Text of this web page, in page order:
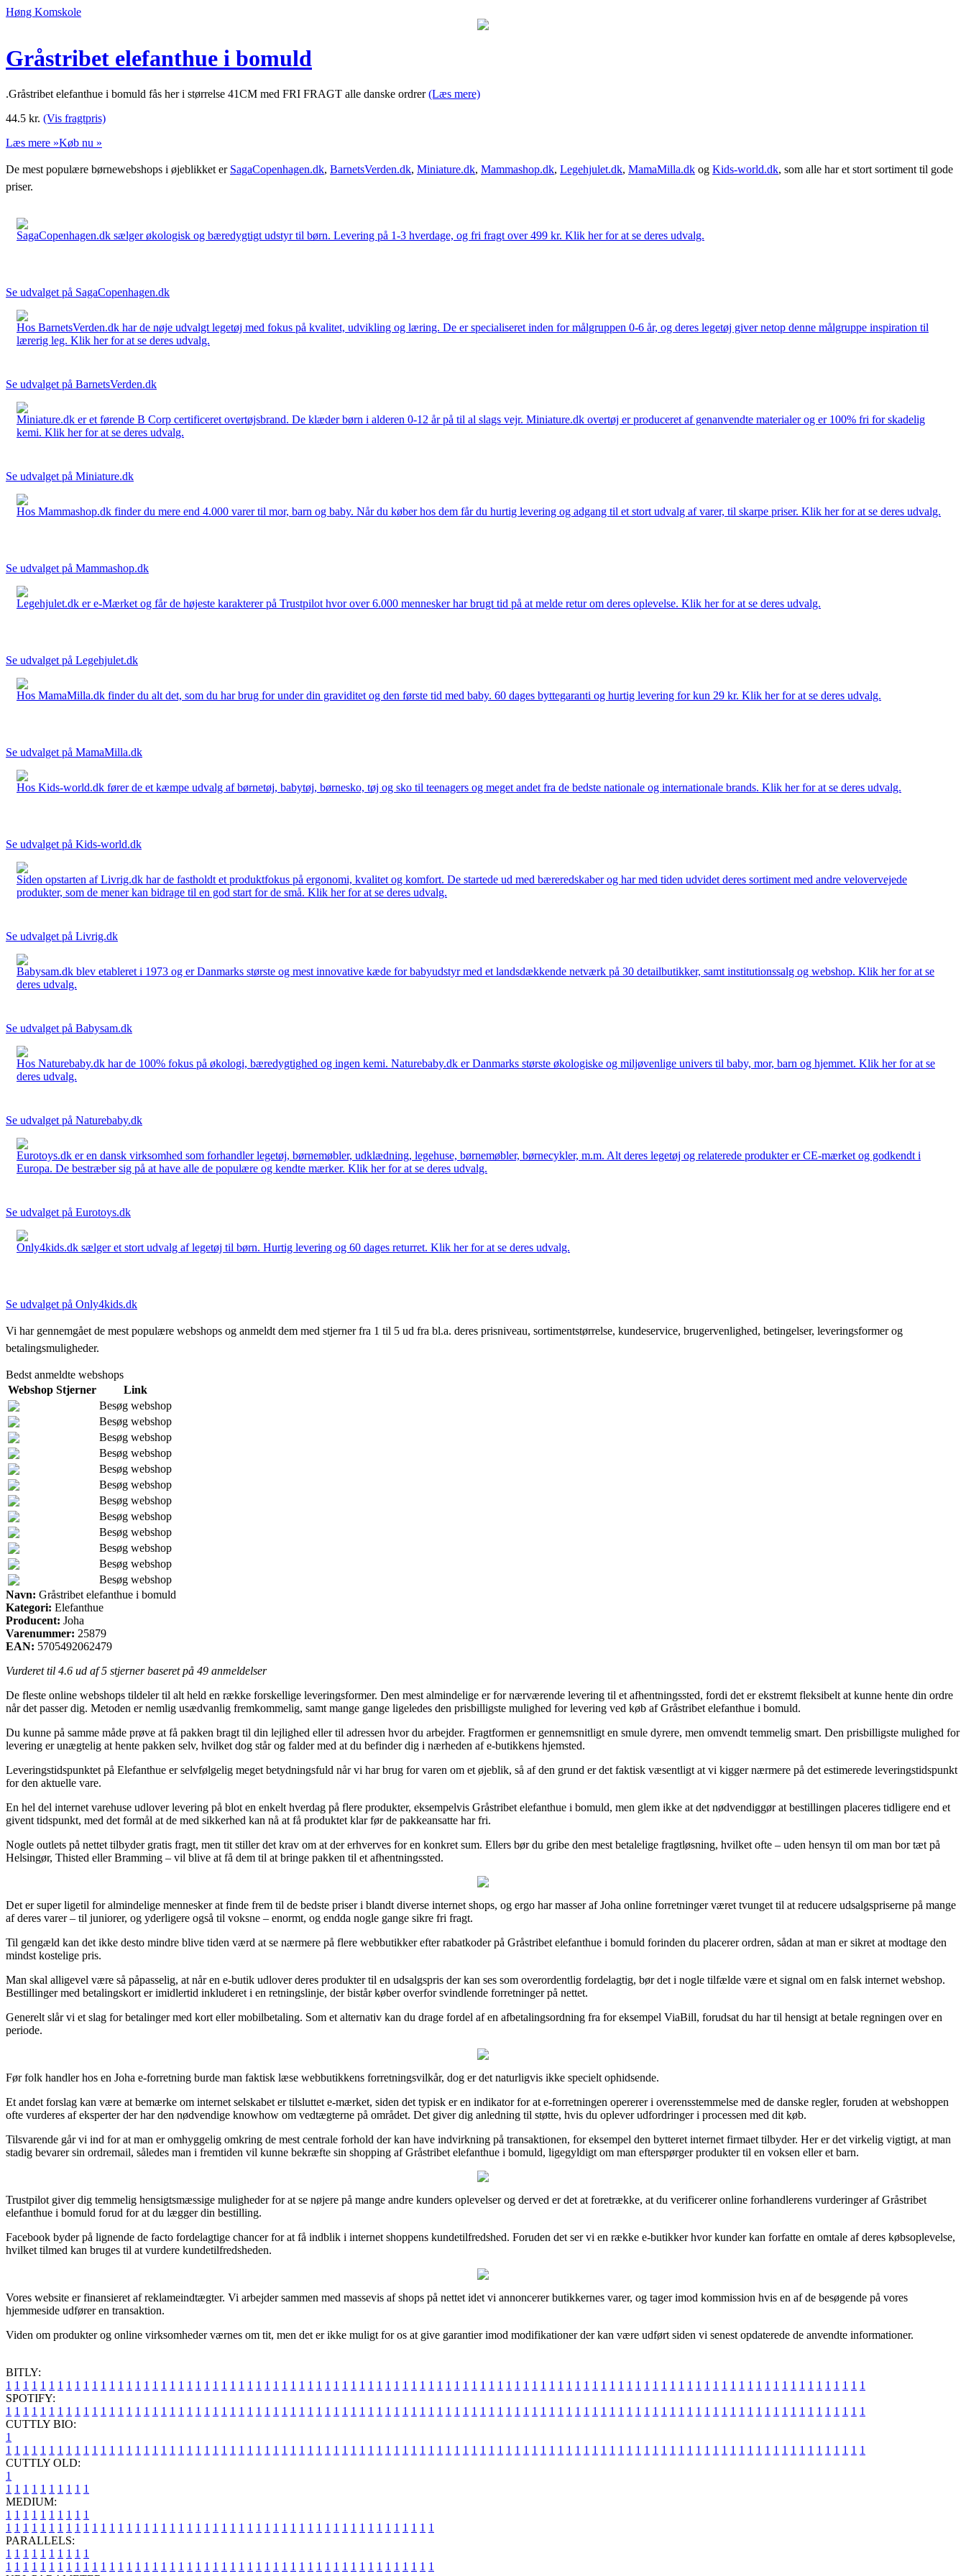
Høng Komskole
Gråstribet elefanthue i bomuld
.Gråstribet elefanthue i bomuld fås her i størrelse 41CM med FRI FRAGT alle danske ordrer(Læs mere)
44.5 kr. (Vis fragtpris)
Læs mere »Køb nu »
De mest populære børnewebshops i øjeblikket er SagaCopenhagen.dk, BarnetsVerden.dk, Miniature.dk, Mammashop.dk, Legehjulet.dk, MamaMilla.dk og Kids-world.dk, som alle har et stort sortiment til gode
priser.
SagaCopenhagen.dk sælger økologisk og bæredygtigt udstyr til børn. Levering på 1-3 hverdage, og fri fragt over 499 kr. Klik her for at se deres udvalg.
Se udvalget på SagaCopenhagen.dk
Hos BarnetsVerden.dk har de nøje udvalgt legetøj med fokus på kvalitet, udvikling og læring. De er specialiseret inden for målgruppen 0-6 år, og deres legetøj giver netop denne målgruppe inspiration til
lærerig leg. Klik her for at se deres udvalg.
Se udvalget på BarnetsVerden.dk
Miniature.dk er et førende B Corp certificeret overtøjsbrand. De klæder børn i alderen 0-12 år på til al slags vejr. Miniature.dk overtøj er produceret af genanvendte materialer og er 100% fri for skadelig
kemi. Klik her for at se deres udvalg.
Se udvalget på Miniature.dk
Hos Mammashop.dk finder du mere end 4.000 varer til mor, barn og baby. Når du køber hos dem får du hurtig levering og adgang til et stort udvalg af varer, til skarpe priser. Klik her for at se deres udvalg.
Se udvalget på Mammashop.dk
Legehjulet.dk er e-Mærket og får de højeste karakterer på Trustpilot hvor over 6.000 mennesker har brugt tid på at melde retur om deres oplevelse. Klik her for at se deres udvalg.
Se udvalget på Legehjulet.dk
Hos MamaMilla.dk finder du alt det, som du har brug for under din graviditet og den første tid med baby. 60 dages byttegaranti og hurtig levering for kun 29 kr. Klik her for at se deres udvalg.
Se udvalget på MamaMilla.dk
Hos Kids-world.dk fører de et kæmpe udvalg af børnetøj, babytøj, børnesko, tøj og sko til teenagers og meget andet fra de bedste nationale og internationale brands. Klik her for at se deres udvalg.
Se udvalget på Kids-world.dk
Siden opstarten af Livrig.dk har de fastholdt et produktfokus på ergonomi, kvalitet og komfort. De startede ud med bæreredskaber og har med tiden udvidet deres sortiment med andre velovervejede
produkter, som de mener kan bidrage til en god start for de små. Klik her for at se deres udvalg.
Se udvalget på Livrig.dk
Babysam.dk blev etableret i 1973 og er Danmarks største og mest innovative kæde for babyudstyr med et landsdækkende netværk på 30 detailbutikker, samt institutionssalg og webshop. Klik her for at se
deres udvalg.
Se udvalget på Babysam.dk
Hos Naturebaby.dk har de 100% fokus på økologi, bæredygtighed og ingen kemi. Naturebaby.dk er Danmarks største økologiske og miljøvenlige univers til baby, mor, barn og hjemmet. Klik her for at se
deres udvalg.
Se udvalget på Naturebaby.dk
Eurotoys.dk er en dansk virksomhed som forhandler legetøj, børnemøbler, udklædning, legehuse, børnemøbler, børnecykler, m.m. Alt deres legetøj og relaterede produkter er CE-mærket og godkendt i
Europa. De bestræber sig på at have alle de populære og kendte mærker. Klik her for at se deres udvalg.
Se udvalget på Eurotoys.dk
Only4kids.dk sælger et stort udvalg af legetøj til børn. Hurtig levering og 60 dages returret. Klik her for at se deres udvalg.
Se udvalget på Only4kids.dk
Vi har gennemgået de mest populære webshops og anmeldt dem med stjerner fra 1 til 5 ud fra bl.a. deres prisniveau, sortimentstørrelse, kundeservice, brugervenlighed, betingelser, leveringsformer og
betalingsmuligheder.
Bedst anmeldte webshops
Webshop Stjerner
Link
Besøg webshop
Besøg webshop
Besøg webshop
Besøg webshop
Besøg webshop
Besøg webshop
Besøg webshop
Besøg webshop
Besøg webshop
Besøg webshop
Besøg webshop
Besøg webshop
Navn: Gråstribet elefanthue i bomuld
Kategori: Elefanthue
Producent: Joha
Varenummer: 25879
EAN: 5705492062479
Vurderet til 4.6 ud af 5 stjerner baseret på 49 anmeldelser
De fleste online webshops tildeler til alt held en række forskellige leveringsformer. Den mest almindelige er for nærværende levering til et afhentningssted, fordi det er ekstremt fleksibelt at kunne hente din ordre
når det passer dig. Metoden er nemlig usædvanlig fremkommelig, samt mange gange ligeledes den prisbilligste mulighed for levering ved køb af Gråstribet elefanthue i bomuld.
Du kunne på samme måde prøve at få pakken bragt til din lejlighed eller til adressen hvor du arbejder. Fragtformen er gennemsnitligt en smule dyrere, men omvendt temmelig smart. Den prisbilligste mulighed for
levering er unægtelig at hente pakken selv, hvilket dog står og falder med at du befinder dig i nærheden af e-butikkens hjemsted.
Leveringstidspunktet på Elefanthue er selvfølgelig meget betydningsfuld når vi har brug for varen om et øjeblik, så af den grund er det faktisk væsentligt at vi kigger nærmere på det estimerede leveringstidspunkt
for den aktuelle vare.
En hel del internet varehuse udlover levering på blot en enkelt hverdag på flere produkter, eksempelvis Gråstribet elefanthue i bomuld, men glem ikke at det nødvendiggør at bestillingen placeres tidligere end et
givent tidspunkt, med det formål at de med sikkerhed kan nå at få produktet klar før de pakkeansatte har fri.
Nogle outlets på nettet tilbyder gratis fragt, men tit stiller det krav om at der erhverves for en konkret sum. Ellers bør du gribe den mest betalelige fragtløsning, hvilket ofte – uden hensyn til om man bor tæt på
Helsingør, Thisted eller Bramming – vil blive at få dem til at bringe pakken til et afhentningssted.
Det er super ligetil for almindelige mennesker at finde frem til de bedste priser i blandt diverse internet shops, og ergo har masser af Joha online forretninger været tvunget til at reducere udsalgspriserne på mange
af deres varer – til juniorer, og yderligere også til voksne – enormt, og endda nogle gange sikre fri fragt.
Til gengæld kan det ikke desto mindre blive tiden værd at se nærmere på flere webbutikker efter rabatkoder på Gråstribet elefanthue i bomuld forinden du placerer ordren, sådan at man er sikret at modtage den
mindst kostelige pris.
Man skal alligevel være så påpasselig, at når en e-butik udlover deres produkter til en udsalgspris der kan ses som overordentlig fordelagtig, bør det i nogle tilfælde være et signal om en falsk internet webshop.
Bestillinger med betalingskort er imidlertid inkluderet i en retningslinje, der bistår køber overfor svindlende forretninger på nettet.
Generelt slår vi et slag for betalinger med kort eller mobilbetaling. Som et alternativ kan du drage fordel af en afbetalingsordning fra for eksempel ViaBill, forudsat du har til hensigt at betale regningen over en
periode.
Før folk handler hos en Joha e-forretning burde man faktisk læse webbutikkens forretningsvilkår, dog er det naturligvis ikke specielt ophidsende.
Et andet forslag kan være at bemærke om internet selskabet er tilsluttet e-mærket, siden det typisk er en indikator for at e-forretningen opererer i overensstemmelse med de danske regler, foruden at webshoppen
ofte vurderes af eksperter der har den nødvendige knowhow om vedtægterne på området. Det giver dig anledning til støtte, hvis du oplever udfordringer i processen med dit køb.
Tilsvarende går vi ind for at man er omhyggelig omkring de mest centrale forhold der kan have indvirkning på transaktionen, for eksempel den bytteret internet firmaet tilbyder. Her er det virkelig vigtigt, at man
stadig bevarer sin ordremail, således man i fremtiden vil kunne bekræfte sin shopping af Gråstribet elefanthue i bomuld, ligegyldigt om man efterspørger produkter til en voksen eller et barn.
Trustpilot giver dig temmelig hensigtsmæssige muligheder for at se nøjere på mange andre kunders oplevelser og derved er det at foretrække, at du verificerer online forhandlerens vurderinger af Gråstribet
elefanthue i bomuld forud for at du lægger din bestilling.
Facebook byder på lignende de facto fordelagtige chancer for at få indblik i internet shoppens kundetilfredshed. Foruden det ser vi en række e-butikker hvor kunder kan forfatte en omtale af deres købsoplevelse,
hvilket tilmed kan bruges til at vurdere kundetilfredsheden.
Vores website er finansieret af reklameindtægter. Vi arbejder sammen med massevis af shops på nettet idet vi annoncerer butikkernes varer, og tager imod kommission hvis en af de besøgende på vores
hjemmeside udfører en transaktion.
Viden om produkter og online virksomheder værnes om tit, men det er ikke muligt for os at give garantier imod modifikationer der kan være udført siden vi senest opdaterede de anvendte informationer.
BITLY:
1 1 1 1 1 1 1 1 1 1 1 1 1 1 1 1 1 1 1 1 1 1 1 1 1 1 1 1 1 1 1 1 1 1 1 1 1 1 1 1 1 1 1 1 1 1 1 1 1 1 1 1 1 1 1 1 1 1 1 1 1 1 1 1 1 1 1 1 1 1 1 1 1 1 1 1 1 1 1 1 1 1 1 1 1 1 1 1 1 1 1 1 1 1 1 1 1 1 1 1
SPOTIFY:
1 1 1 1 1 1 1 1 1 1 1 1 1 1 1 1 1 1 1 1 1 1 1 1 1 1 1 1 1 1 1 1 1 1 1 1 1 1 1 1 1 1 1 1 1 1 1 1 1 1 1 1 1 1 1 1 1 1 1 1 1 1 1 1 1 1 1 1 1 1 1 1 1 1 1 1 1 1 1 1 1 1 1 1 1 1 1 1 1 1 1 1 1 1 1 1 1 1 1 1
CUTTLY BIO:
1
1 1 1 1 1 1 1 1 1 1 1 1 1 1 1 1 1 1 1 1 1 1 1 1 1 1 1 1 1 1 1 1 1 1 1 1 1 1 1 1 1 1 1 1 1 1 1 1 1 1 1 1 1 1 1 1 1 1 1 1 1 1 1 1 1 1 1 1 1 1 1 1 1 1 1 1 1 1 1 1 1 1 1 1 1 1 1 1 1 1 1 1 1 1 1 1 1 1 1 1
CUTTLY OLD:
1
1 1 1 1 1 1 1 1 1 1
MEDIUM:
1 1 1 1 1 1 1 1 1 1
1 1 1 1 1 1 1 1 1 1 1 1 1 1 1 1 1 1 1 1 1 1 1 1 1 1 1 1 1 1 1 1 1 1 1 1 1 1 1 1 1 1 1 1 1 1 1 1 1 1
PARALLELS:
1 1 1 1 1 1 1 1 1 1
1 1 1 1 1 1 1 1 1 1 1 1 1 1 1 1 1 1 1 1 1 1 1 1 1 1 1 1 1 1 1 1 1 1 1 1 1 1 1 1 1 1 1 1 1 1 1 1 1 1